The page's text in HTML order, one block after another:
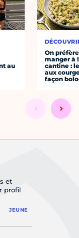
au
On préfère
manger à
cantine :
aux
façon
et
profil
JEUNE